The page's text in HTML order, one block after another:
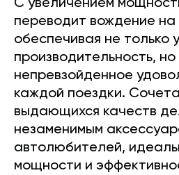
С увеличением
переводит вождение на
обеспечивая не только
производительность, но
непревзойденное
каждой поездки.
выдающихся качеств
незаменимым
автолюбителей,
мощности и